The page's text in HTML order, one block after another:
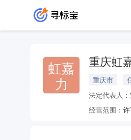
虹嘉
力
重庆虹
重庆市
法定代表人：
经营范围：